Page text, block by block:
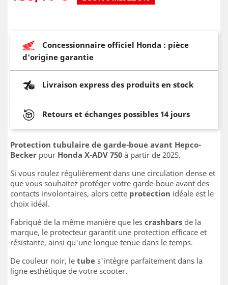
Concessionnaire officiel Honda : pièce
d'origine garantie
Livraison express des produits en stock
Retours et échanges possibles 14 jours
Protection tubulaire de garde-boue avant Hepco-
Becker pour Honda X-ADV 750 à partir de 2025.
Si vous roulez régulièrement dans une circulation dense et
que vous souhaitez protéger votre garde-boue avant des
contacts involontaires, alors cette protection idéale est le
choix idéal.
Fabriqué de la même manière que les crashbars de la
marque, le protecteur garantit une protection efficace et
résistante, ainsi qu'une longue tenue dans le temps.
De couleur noir, le tube s'intègre parfaitement dans la
ligne esthétique de votre scooter.